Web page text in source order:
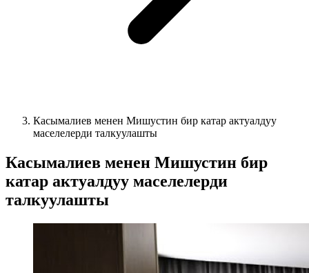
Касымалиев менен Мишустин бир катар актуалдуу
маселелерди талкуулашты
Касымалиев менен Мишустин бир
катар актуалдуу маселелерди
талкуулашты